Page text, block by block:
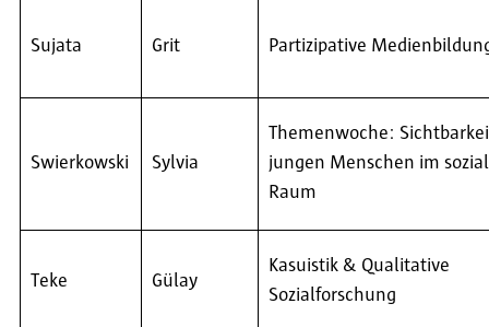
Sujata Grit Partizipative
Swierkowski Sylvia
Themenwoche:
jungen Menschen im
Raum
Teke Gülay
Kasuistik & Qualitative
Sozialforschung